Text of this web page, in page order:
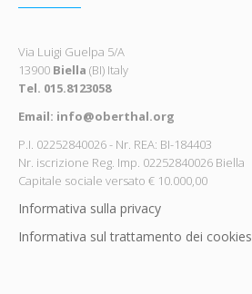
Via Luigi Guelpa 5/A
13900 Biella (BI) Italy
Tel. 015.8123058
Email: info@oberthal.org
P.I. 02252840026 - Nr. REA: BI-184403
Nr. iscrizione Reg. Imp. 02252840026 Biella
Capitale sociale versato € 10.000,00
Informativa sulla privacy
Informativa sul trattamento dei cookies